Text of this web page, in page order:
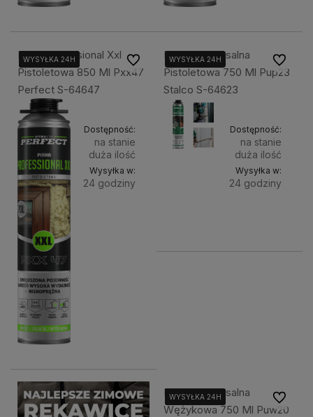
Piana Proffesional Xxl
Pistoletowa 850 Ml Pxx47
Perfect S-64647
WYSYŁKA 24H
WYSYŁKA 24H
WYSYŁKA 24H
Dostępność:
na stanie
duża ilość
Wysyłka w:
24 godziny
Do ulubionychPiana Uniwersalna
Pistoletowa 750 Ml Pup23
Stalco S-64623
WYSYŁKA 24H
Dostępność:
na stanie
duża ilość
Wysyłka w:
24 godziny
Do
Piana Uniwersalna
Wężykowa 750 Ml Puw20
WYSYŁKA 24H
WYSYŁKA 24H
WYSYŁKA 24H Do